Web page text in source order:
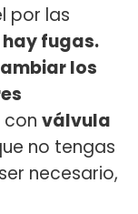
por las
fugas.
los
con válvula
no tengas
necesario,